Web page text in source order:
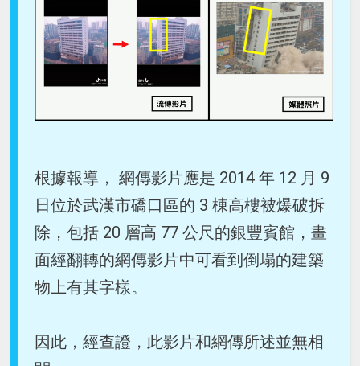
根據報導， 網傳影片應是 2014 年 12 月 9
日位於武漢市礄口區的 3 棟高樓被爆破拆
除，包括 20 層高 77 公尺的銀豐賓館，畫
面經翻轉的網傳影片中可看到倒塌的建築
物上有其字樣。
因此，經查證，此影片和網傳所述並無相